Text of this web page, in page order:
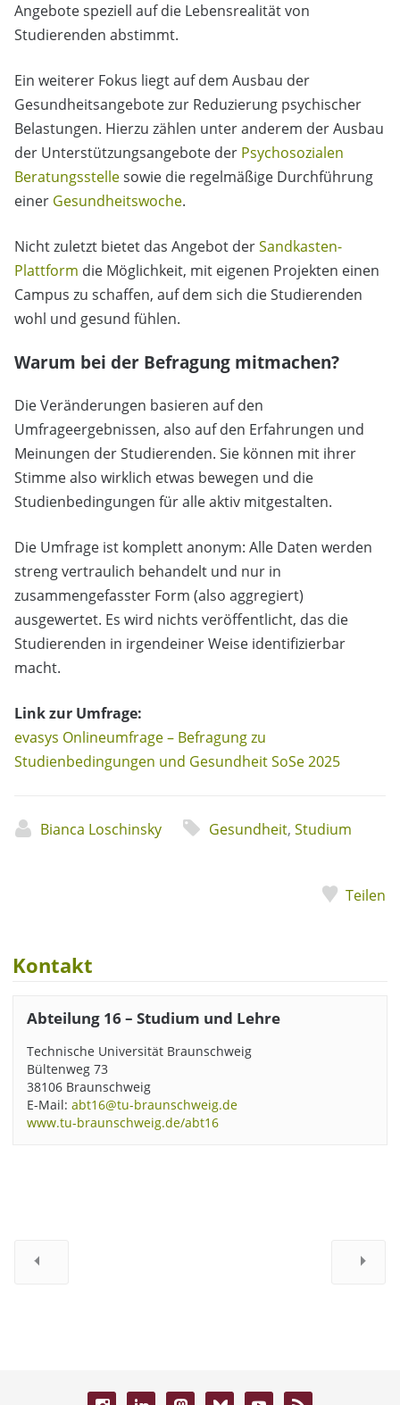
Angebote speziell auf die Lebensrealität von
Studierenden abstimmt.
Ein weiterer Fokus liegt auf dem Ausbau der
Gesundheitsangebote zur Reduzierung psychischer
Belastungen. Hierzu zählen unter anderem der Ausbau
der Unterstützungsangebote der Psychosozialen
Beratungsstellesowie die regelmäßige Durchführung
einer Gesundheitswoche.
Nicht zuletzt bietet das Angebot derSandkasten-
Plattform die Möglichkeit, mit eigenen Projekten einen
Campus zu schaffen, auf dem sich die Studierenden
wohl und gesund fühlen.
Warum bei der Befragung mitmachen?
Die Veränderungen basieren auf den
Umfrageergebnissen, also auf den Erfahrungen und
Meinungen der Studierenden. Sie können mit ihrer
Stimme also wirklich etwas bewegen und die
Studienbedingungen für alle aktiv mitgestalten.
Die Umfrage ist komplett anonym: Alle Daten werden
streng vertraulich behandelt und nur in
zusammengefasster Form (also aggregiert)
ausgewertet. Es wird nichts veröffentlicht, das die
Studierenden in irgendeiner Weise identifizierbar
macht.
Link zur Umfrage:
evasys Onlineumfrage – Befragung zu
Studienbedingungen und Gesundheit SoSe 2025
Bianca Loschinsky Gesundheit, Studium
Teilen
Kontakt
Abteilung 16 – Studium und Lehre
Technische Universität Braunschweig
Bültenweg 73
38106 Braunschweig
E-Mail: abt16@tu-braunschweig.de
www.tu-braunschweig.de/abt16